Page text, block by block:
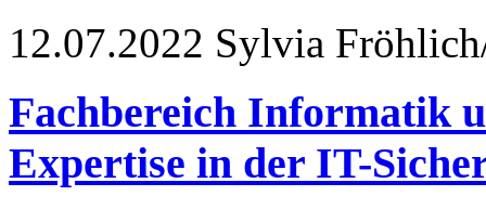
12.07.2022 Sylvia
Fachbereich Informatik
Expertise in der IT-